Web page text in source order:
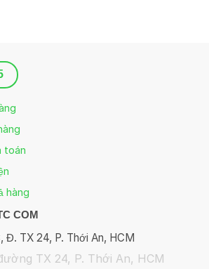
toán
hàng
COM
Đ. TX 24, P. Thới An, HCM
TX 24, P. Thới An, HCM